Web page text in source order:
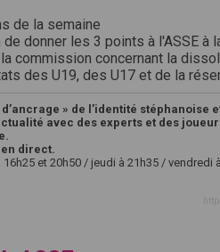
de la semaine
donner les 3 points à l'ASSE à
commission concernant la
des U19, des U17 et de la
d’ancrage » de l’identité stéphanoise
avec des experts et des
direct.
et 20h50 / jeudi à 21h35 / vendredi